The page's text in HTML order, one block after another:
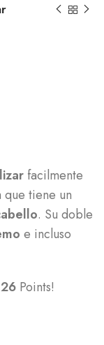
facilmente
tiene un
. Su doble
e incluso
26 Points!